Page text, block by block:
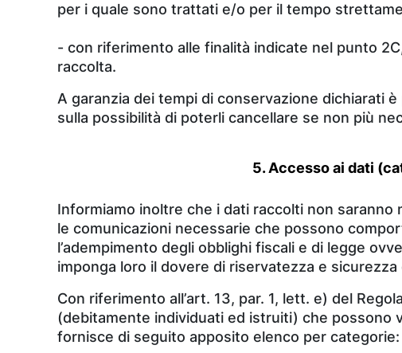
per i quale sono trattati e/o per il tempo
- con riferimento alle finalità indicate nel punto
raccolta.
A garanzia dei tempi di conservazione dichiarati
sulla possibilità di poterli cancellare se non più
5. Accesso ai dati
Informiamo inoltre che i dati raccolti non
le comunicazioni necessarie che possono
l’adempimento degli obblighi fiscali e di legge
imponga loro il dovere di riservatezza e
Con riferimento all’art. 13, par. 1, lett. e) del
(debitamente individuati ed istruiti) che possono
fornisce di seguito apposito elenco per categorie: